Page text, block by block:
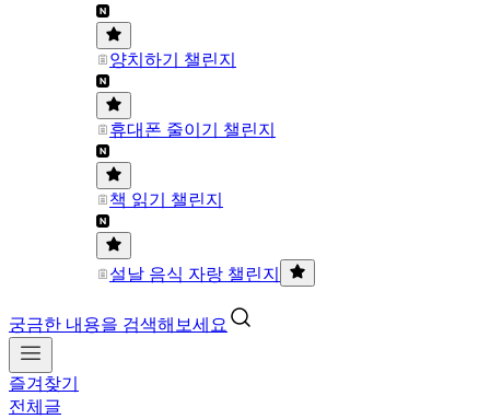
양치하기 챌린지
휴대폰 줄이기 챌린지
책 읽기 챌린지
설날 음식 자랑 챌린지
궁금한 내용을 검색해보세요
즐겨찾기
전체글